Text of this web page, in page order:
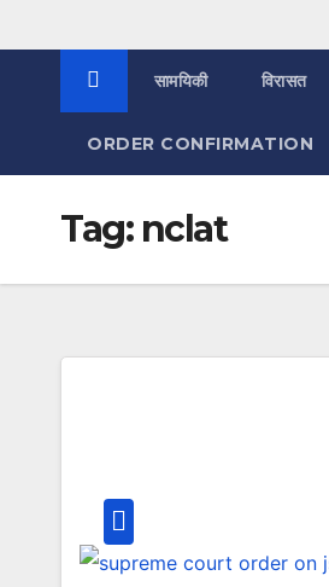
सामयिकी विरासत
ORDER CONFIRMATION
Tag: nclat